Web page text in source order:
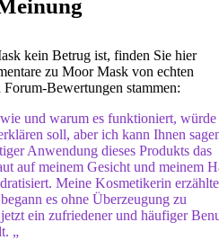
kein Betrug ist, finden Sie hier
zu Moor Mask von echten
Bewertungen stammen:
und warum es funktioniert,
soll, aber ich kann Ihnen
Anwendung dieses Produkts das
auf meinem Gesicht und meinem
Meine Kosmetikerin
es ohne Überzeugung zu
ein zufriedener und häufiger
„